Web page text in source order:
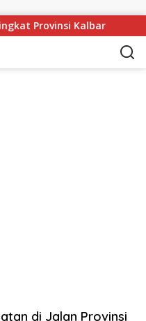
Provinsi Kalbar
di Jalan Provinsi